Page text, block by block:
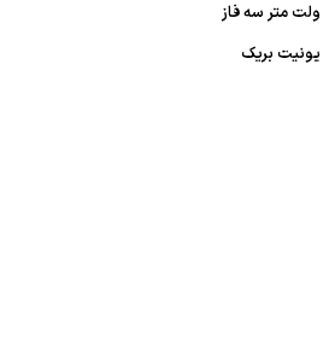
ولت متر سه فاز
یونیت بریک